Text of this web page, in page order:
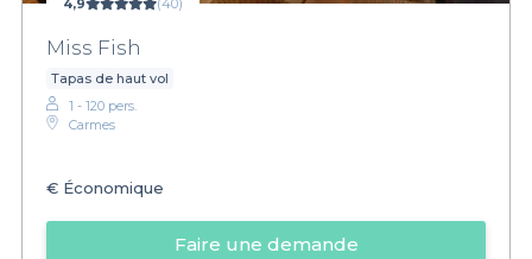
4,9 (40)
Miss Fish
Tapas de haut vol
1 - 120 pers.
Carmes
€ Économique
Faire une demande